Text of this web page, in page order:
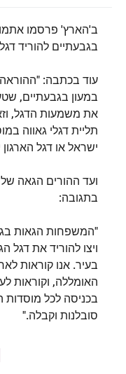
ב'הארץ' פרסמו אתמול
בגבעתיים להוריד
עוד בכתבה:
במעון בגבעתיים,
את משמעות הדגל,
תליית דגלי גאווה
ישראל או דגל הארגון
ועד ההורים הגאה
בתגובה:
"המשפחות הגאות
ויצו להוריד את דגל
בעיר. אנו קוראות
האומללה, וקוראות
בכניסה לכל מוסדות
סובלנות וקבלה."